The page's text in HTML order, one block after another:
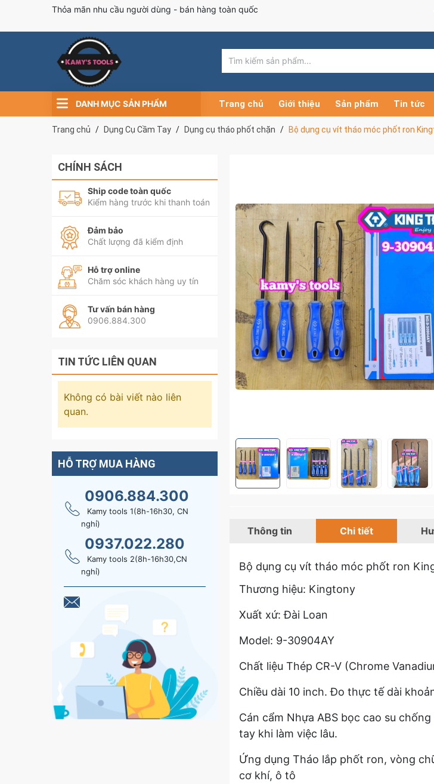
Thỏa mãn nhu cầu người dùng - bán hàng toàn quốc
DANH MỤC SẢN PHẨM Trang chủ Giới thiệu Sản phẩm Tin tức
Trang chủ Dụng Cụ Cầm Tay Dụng cụ tháo phốt chặn Bộ dụng cụ vít tháo móc phốt ron
Thông tin Chi tiết
Bộ dụng cụ vít tháo móc phốt ron
Thương hiệu: Kingtony
Xuất xứ: Đài Loan
Model: 9-30904AY
Chất liệu Thép CR-V (Chrome
Chiều dài 10 inch. Đo thực tế dài
Cán cẩm Nhựa ABS bọc cao su
tay khi làm việc lâu.
Ứng dụng Tháo lắp phốt ron, vòng
cơ khí, ô tô
CHÍNH SÁCH
Ship code toàn quốc
Kiểm hàng trước khi thanh toán
Đảm bảo
Chất lượng đã kiểm định
Hỗ trợ online
Chăm sóc khách hàng uy tín
Tư vấn bán hàng
0906.884.300
TIN TỨC LIÊN QUAN
Không có bài viết nào liên
quan.
HỖ TRỢ MUA HÀNG
0906.884.300
Kamy tools 1(8h-16h30, CN
nghỉ)
0937.022.280
Kamy tools 2(8h-16h30,CN
nghỉ)